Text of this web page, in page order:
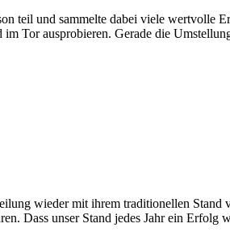
teil und sammelte dabei viele wertvolle
Tor ausprobieren. Gerade die
wieder mit ihrem traditionellen Stand
Dass unser Stand jedes Jahr ein Erfolg